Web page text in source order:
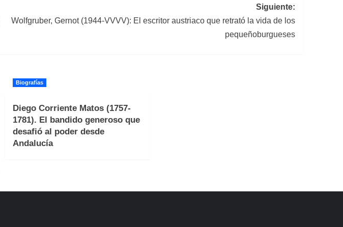
Siguiente:
Wolfgruber, Gernot (1944-VVVV): El escritor austriaco que retrató la vida de los
pequeñoburgueses
Biografías
Diego Corriente Matos (1757-
1781). El bandido generoso que
desafió al poder desde
Andalucía